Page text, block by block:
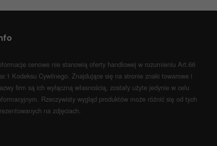
cenowe nie stanowią oferty handlowej w rozumieniu Art.66
Kodeksu Cywilnego. Znajdujące się na stronie znaki towarowe i
firm są ich wyłączną własnością, zostały użyte jedynie w celu
Rzeczywisty wygląd produktów może różnić się od tych
na zdjęciach.